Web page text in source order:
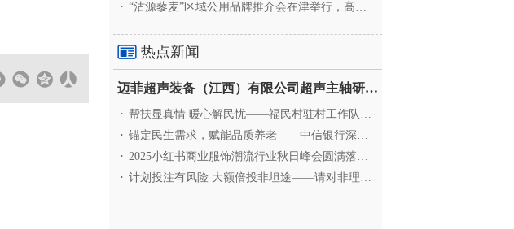
· “沽源藜麦”区域公用品牌推介会在津举行，高蛋白产业
热点新闻
迈菲超声装备（江西）有限公司超声主轴研发和生产项
· 帮扶显真情 暖心解民忧——福民村驻村工作队与村委心系
· 锚定民生需求，赋能品质养老——中信银行深圳分行养老
· 2025小红书商业服饰潮流行业秋日峰会圆满落幕，携手
· 计划投注有风险 大额倍投非坦途——请对非理性购彩说“